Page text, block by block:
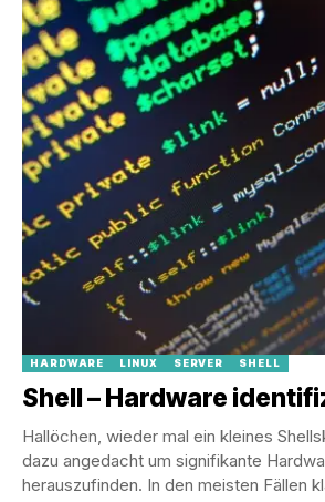
HARDWARE LINUX SERVER SHELL
Shell – Hardware
Hallöchen, wieder mal ein kleines
dazu angedacht um signifikante
herauszufinden. In den meisten Fällen